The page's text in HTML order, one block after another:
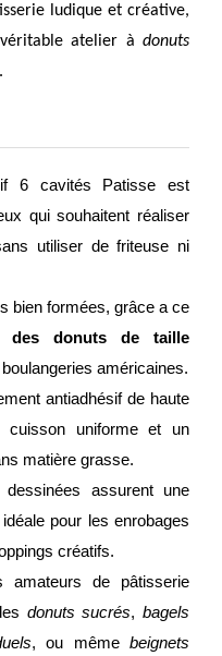
ludique et créative,
atelier à donuts
6 cavités Patisse est
qui souhaitent réaliser
utiliser de friteuse ni
bien formées, grâce a ce
des donuts de taille
américaines.
antiadhésif de haute
cuisson uniforme et un
matière grasse.
assurent une
pour les enrobages
créatifs.
de pâtisserie
donuts sucrés,bagels
, ou mêmebeignets